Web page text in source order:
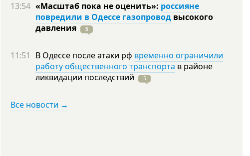
13:54 «Масштаб пока не оценить»: россияне
повредили в Одессе газопровод высокого
давления
5
11:51 В Одессе после атаки рф временно ограничили
работу общественного транспорта в районе
ликвидации последствий 5
Все новости →